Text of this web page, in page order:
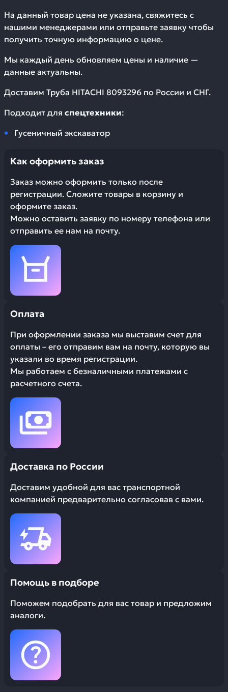
На данный товар цена не указана, свяжитесь с
нашими менеджерами или отправьте заявку чтобы
получить точную информацию о цене.
Мы каждый день обновляем цены и наличие —
данные актуальны.
Доставим Труба HITACHI 8093296 по России и СНГ.
Подходит для спецтехники:
Гусеничный экскаватор
Как оформить заказ
Заказ можно оформить только после
регистрации. Сложите товары в корзину и
оформите заказ.
Можно оставить заявку по номеру телефона или
отправить ее нам на почту.
Оплата
При оформлении заказа мы выставим счет для
оплаты – его отправим вам на почту, которую вы
указали во время регистрации.
Мы работаем с безналичными платежами с
расчетного счета.
Доставка по России
Доставим удобной для вас транспортной
компанией предварительно согласовав с вами.
Помощь в подборе
Поможем подобрать для вас товар и предложим
аналоги.